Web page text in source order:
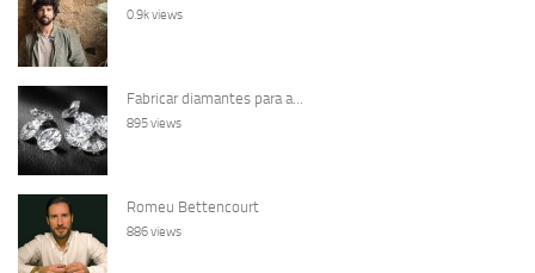
0.9k views
Fabricar diamantes para a...
895 views
Romeu Bettencourt
886 views